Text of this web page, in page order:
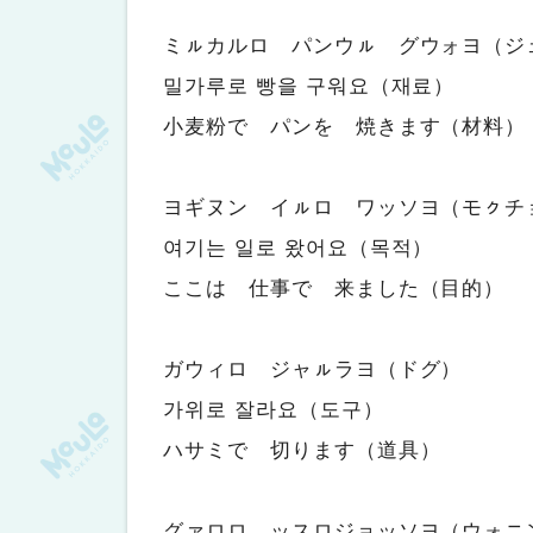
ミㇽカルロ パンウㇽ グウォヨ（ジ
밀가루로 빵을 구워요（재료）
小麦粉で パンを 焼きます（材料）
ヨギヌン イㇽロ ワッソヨ（モㇰチ
여기는 일로 왔어요（목적）
ここは 仕事で 来ました（目的）
ガウィロ ジャㇽラヨ（ドグ）
가위로 잘라요（도구）
ハサミで 切ります（道具）